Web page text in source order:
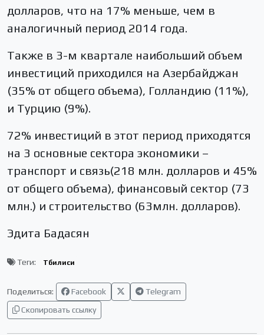
долларов, что на 17% меньше, чем в
аналогичный период 2014 года.
Также в 3-м квартале наибольший объем
инвестиций приходился на Азербайджан
(35% от общего объема), Голландию (11%),
и Турцию (9%).
72% инвестиций в этот период приходятся
на 3 основные сектора экономики –
транспорт и связь(218 млн. долларов и 45%
от общего объема), финансовый сектор (73
млн.) и строительство (63млн. долларов).
Эдита Бадасян
Теги: Тбилиси
Поделиться: Facebook
Telegram
Скопировать ссылку